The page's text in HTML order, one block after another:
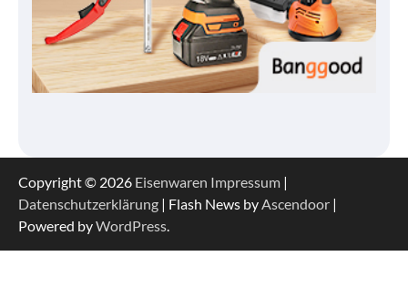
Copyright © 2026 Eisenwaren Impressum |
Datenschutzerklärung | Flash News byAscendoor |
Powered byWordPress.